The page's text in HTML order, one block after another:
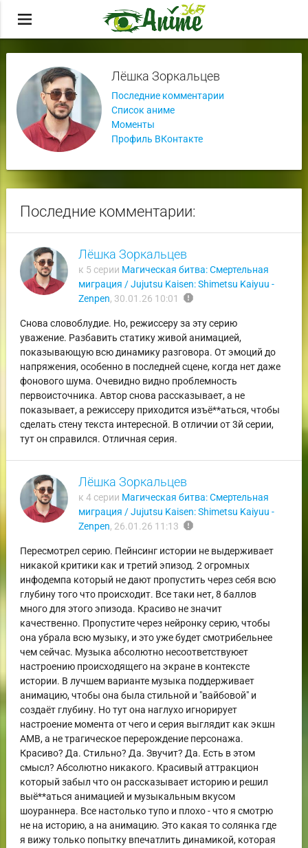
menu
Лёшка Зоркальцев
Последние комментарии
Список аниме
Моменты
Профиль ВКонтакте
Последние комментарии:
Лёшка Зоркальцев
к 5 серии Магическая битва: Смертельная
миграция / Jujutsu Kaisen: Shimetsu Kaiyuu -
Zenpen, 30.01.26 10:01 report
Снова словоблудие. Но, режиссеру за эту серию
уважение. Разбавить статику живой анимацией,
показывающую всю динамику разговора. От эмоций до
напряжения, особенно в последней сцене, когда нет даже
фонового шума. Очевидно видно проблемность
первоисточника. Автор снова рассказывает, а не
показывает, а режиссеру приходится изъё**аться, чтобы
сделать стену текста интересной. В отличии от 3й серии,
тут он справился. Отличная серия.
Лёшка Зоркальцев
к 4 серии Магическая битва: Смертельная
миграция / Jujutsu Kaisen: Shimetsu Kaiyuu -
Zenpen, 26.01.26 11:13 report
Пересмотрел серию. Пейнсинг истории не выдерживает
никакой критики как и третий эпизод. 2 огромных
инфодемпа который не дают пропустить через себя всю
глубину того что происходит. Все таки нет, 8 баллов
много для этого эпизода. Красиво не значит
качественно. Пропустите через нейронку серию, чтобы
она убрала всю музыку, и это уже будет смотрибельнее
чем сейчас. Музыка абсолютно несоответствуюет
настроению происходящего на экране в контексте
истории. В лучшем варианте музыка поддерживает
анимацию, чтобы она была стильной и "вайбовой" и
создаёт глубину. Но тут она наглухо игнорирует
настроение момента от чего и серия выглядит как экшн
АМВ, а не трагическое перерождение персонажа.
Красиво? Да. Стильно? Да. Звучит? Да. Есть в этом
смысл? Абсолютно никакого. Красивый аттракцион
который забыл что он рассказывает историю и решил
выё**аться анимацией и музыкальным вкусом
шоураннера. Все настолько тупо и плохо - что я смотрю
не на историю, а на анимацию. Это какая то солянка где
я вижу только попытку впечатлить динамикой, которая